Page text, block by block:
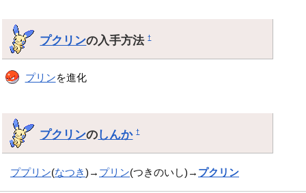
プクリンの入手方法†
プリンを進化
プクリンのしんか †
ププリン(なつき)→ プリン(つきのいし)→ プクリン